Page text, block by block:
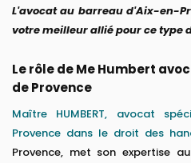
L'avocat au barreau d'Aix-en-
votre meilleur allié pour ce type
Le rôle de Me Humbert
de Provence
Maître HUMBERT, avocat
Provence dans le droit des
Provence, met son expertise